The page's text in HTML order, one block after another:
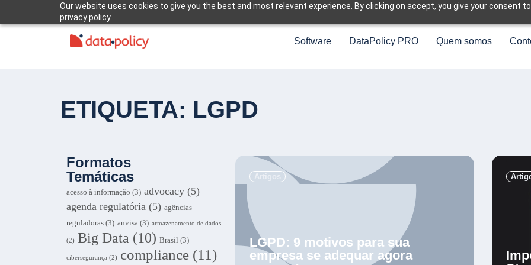
Our website uses cookies to give you the best and most relevant experience. By clicking on accept, you give your consent
privacy policy.
Software DataPolicy PRO Quem somos
ETIQUETA: LGPD
Formatos
Temáticas
acesso à informação (3) advocacy (5)
agenda regulatória (5) agências
reguladoras (3) anvisa (3) armazenamento de dados
(2) Big Data (10) Brasil (3)
cibersegurança (2) compliance (11)
Artigos
LGPD: 9 motivos para sua
empresa se adequar agora